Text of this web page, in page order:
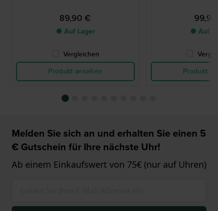
89,90 €
● Auf Lager
Vergleichen
Produkt ansehen
● Auf
Produkt
Melden Sie sich an und erhalten Sie einen 5
€ Gutschein für Ihre nächste Uhr!
Ab einem Einkaufswert von 75€ (nur auf Uhren)